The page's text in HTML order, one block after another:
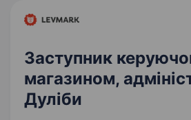
Заступник
магазином,
Дуліби